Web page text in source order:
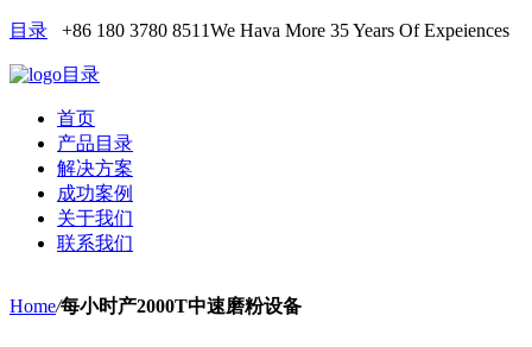
目录 +86 180 3780 8511We Hava More 35 Years Of Expeiences
目录
首页
产品目录
解决方案
成功案例
关于我们
联系我们
Home/每小时产2000T中速磨粉设备